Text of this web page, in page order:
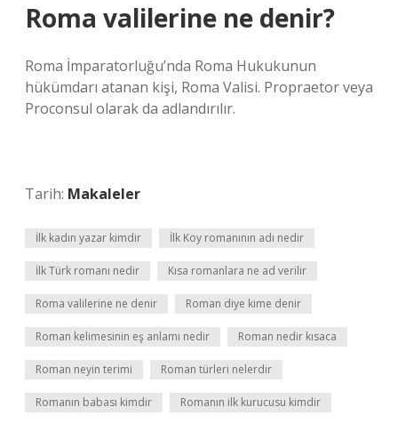
Roma valilerine ne denir?
Roma İmparatorluğu’nda Roma Hukukunun
hükümdarı atanan kişi, Roma Valisi. Propraetor veya
Proconsul olarak da adlandırılır.
Tarih: Makaleler
İlk kadın yazar kimdir İlk Koy romanının adı nedir
İlk Türk romanı nedir Kısa romanlara ne ad verilir
Roma valilerine ne denir Roman diye kime denir
Roman kelimesinin eş anlamı nedir Roman nedir kısaca
Roman neyin terimi Roman türleri nelerdir
Romanın babası kimdir Romanın ilk kurucusu kimdir